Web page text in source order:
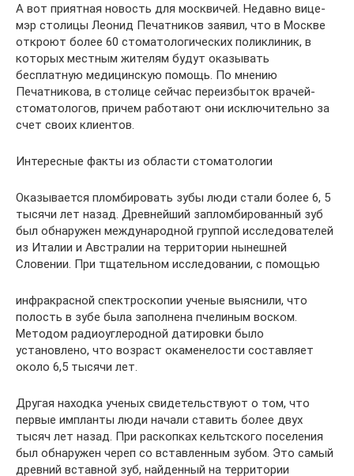
А вот приятная новость для москвичей. Недавно вице-
мэр столицы Леонид Печатников заявил, что в Москве
откроют более 60 стоматологических поликлиник, в
которых местным жителям будут оказывать
бесплатную медицинскую помощь. По мнению
Печатникова, в столице сейчас переизбыток врачей-
стоматологов, причем работают они исключительно за
счет своих клиентов.
Интересные факты из области стоматологии
Оказывается пломбировать зубы люди стали более 6, 5
тысячи лет назад. Древнейший запломбированный зуб
был обнаружен международной группой исследователей
из Италии и Австралии на территории нынешней
Словении. При тщательном исследовании, с помощью
инфракрасной спектроскопии ученые выяснили, что
полость в зубе была заполнена пчелиным воском.
Методом радиоуглеродной датировки было
установлено, что возраст окаменелости составляет
около 6,5 тысячи лет.
Другая находка ученых свидетельствуют о том, что
первые импланты люди начали ставить более двух
тысяч лет назад. При раскопках кельтского поселения
был обнаружен череп со вставленным зубом. Это самый
древний вставной зуб, найденный на территории